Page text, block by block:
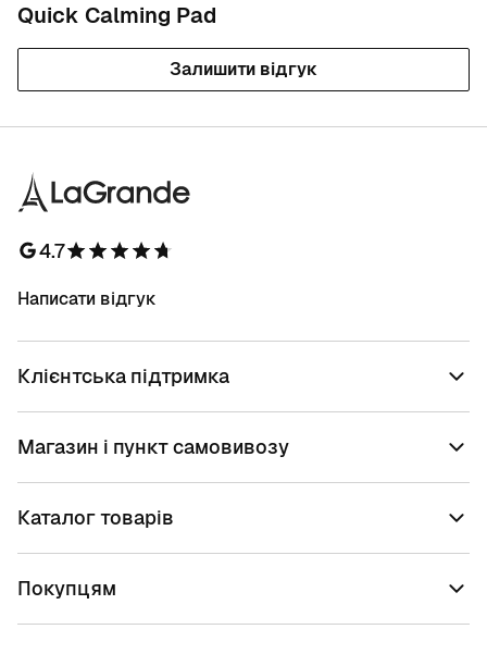
Quick Calming Pad
Залишити відгук
4.7
Написати відгук
Клієнтська підтримка
Магазин і пункт самовивозу
Каталог товарів
Покупцям